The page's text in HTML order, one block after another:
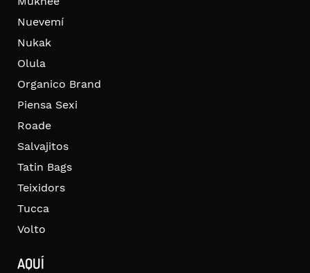
Nuevemí
Nukak
Olula
Organico Brand
Piensa Sexi
Roade
Salvajitos
Tatin Bags
Teixidors
Tucca
Volto
AQUÍ